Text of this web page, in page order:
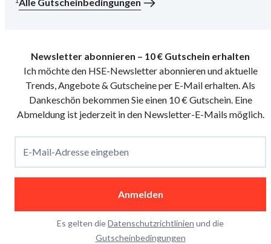
Alle Gutscheinbedingungen
Newsletter abonnieren – 10 € Gutschein erhalten
Ich möchte den HSE-Newsletter abonnieren und aktuelle
Trends, Angebote & Gutscheine per E-Mail erhalten. Als
Dankeschön bekommen Sie einen 10 € Gutschein. Eine
Abmeldung ist jederzeit in den Newsletter-E-Mails möglich.
E-Mail-Adresse eingeben
Anmelden
Es gelten dieDatenschutzrichtlinien und die
Gutscheinbedingungen